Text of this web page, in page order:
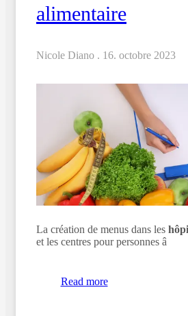
alimentaire
Nicole Diano . 16. octobre 2023
La création de menus dans les
et les centres pour personnes â
Read more